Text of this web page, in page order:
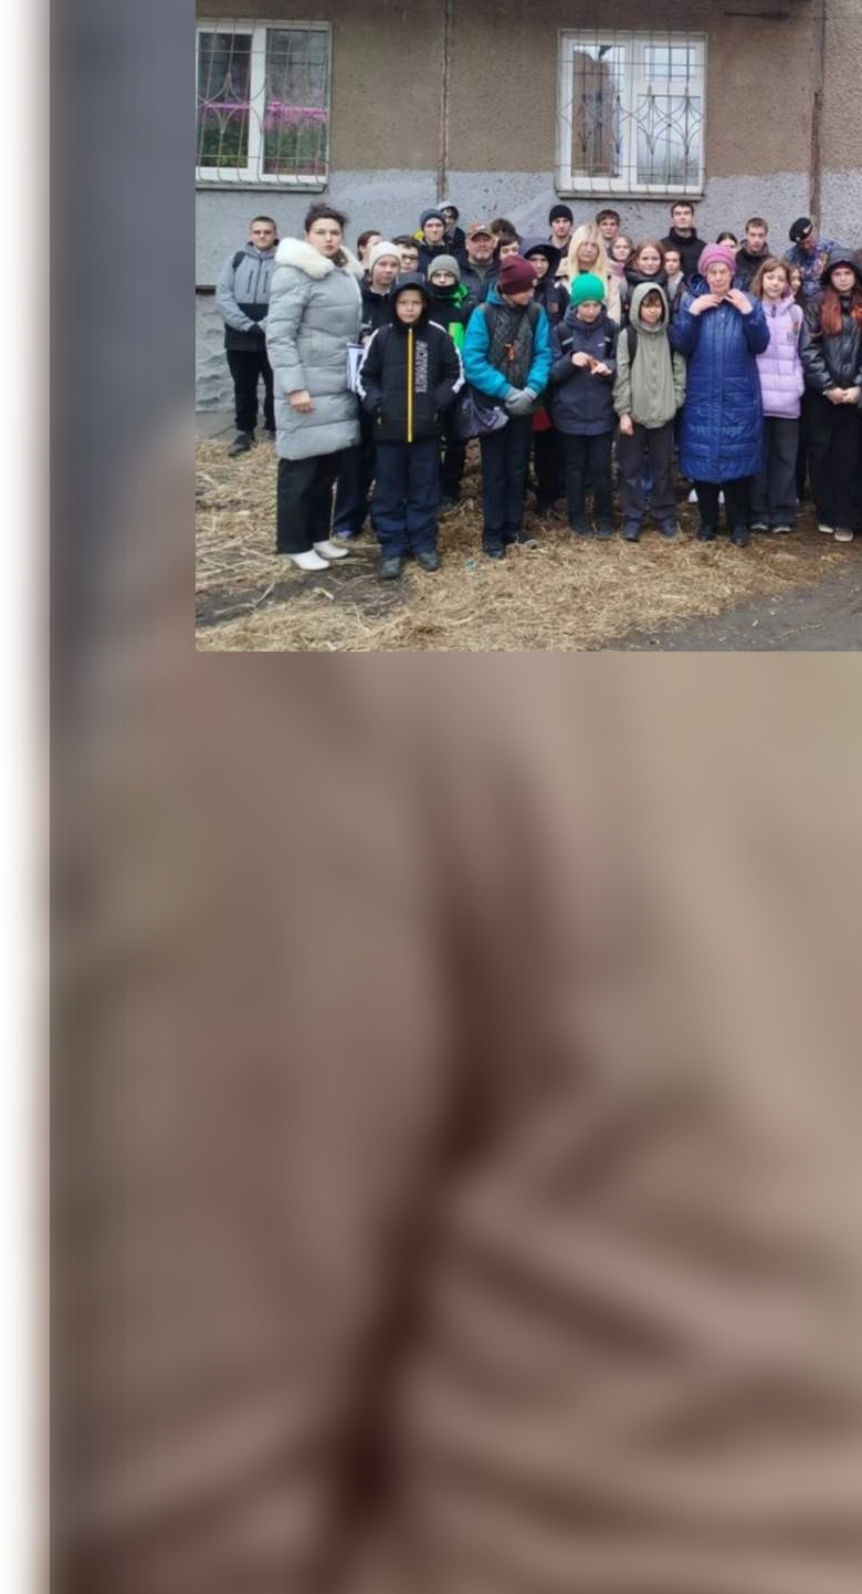
Афанасия Никифоровича Тавакова
Общество
27.04.2026 02:57565